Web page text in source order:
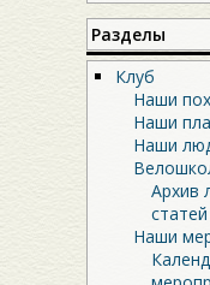
Разделы
Клуб
Наши
Наши
Наши
Архив
Наши